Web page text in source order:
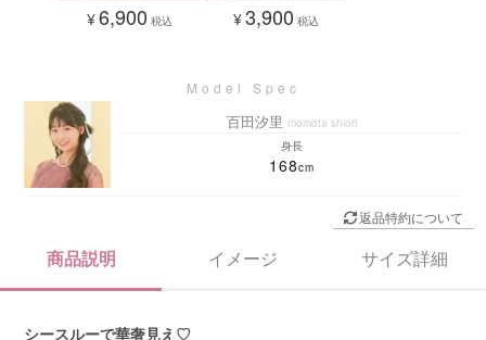
¥6,900 税込 ¥3,900 税込
百田汐里 momota shiori
身長
168
返品特約について
商品説明 イメージ サイズ詳細
シースルーで華奢見え♡